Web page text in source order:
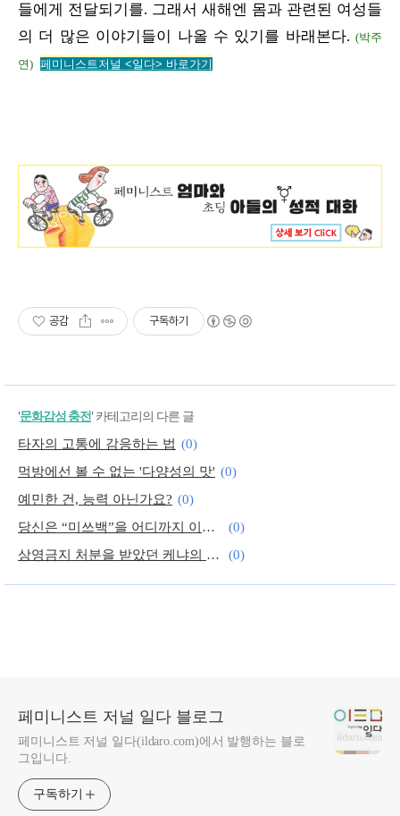
들에게 전달되기를. 그래서 새해엔 몸과 관련된 여성들
의 더 많은 이야기들이 나올 수 있기를 바래본다. (박주
연) 페미니스트저널 <일다> 바로가기
공감 구독하기
'문화감성 충전' 카테고리의 다른 글
타자의 고통에 감응하는 법 (0)
먹방에선 볼 수 없는 '다양성의 맛' (0)
예민한 건, 능력 아닌가요? (0)
당신은 “미쓰백”을 어디까지 이해할 수 있나요?
(0)
상영금지 처분을 받았던 케냐의 레즈비언 영화 "라피키"를 보다
(0)
페미니즘 문화비평이 할 수 있는/없는 것 (0)
페미니스트 저널 일다 블로그
페미니스트 저널 일다(ildaro.com)에서 발행하는 블로
그입니다.
구독하기